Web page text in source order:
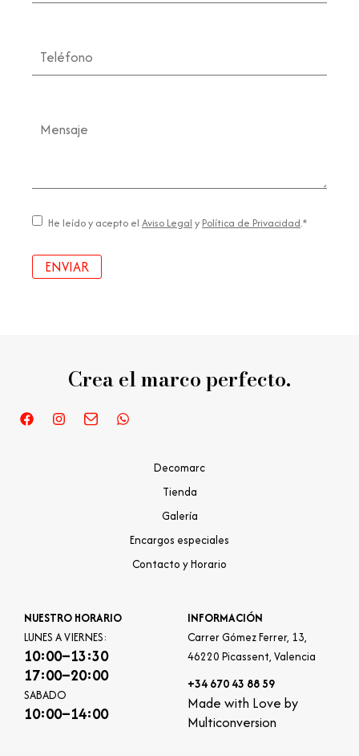
Teléfono
Mensaje
Consentimiento
He leído y acepto el Aviso Legal y Política de Privacidad.*
Crea el marco perfecto.
Decomarc
Tienda
Galería
Encargos especiales
Contacto y Horario
NUESTRO HORARIO
LUNES A VIERNES:
10:00–13:30
17:00–20:00
SABADO
10:00–14:00
INFORMACIÓN
Carrer Gómez Ferrer, 13,
46220 Picassent, Valencia
+34 670 43 88 59
Made with Love by
Multiconversion